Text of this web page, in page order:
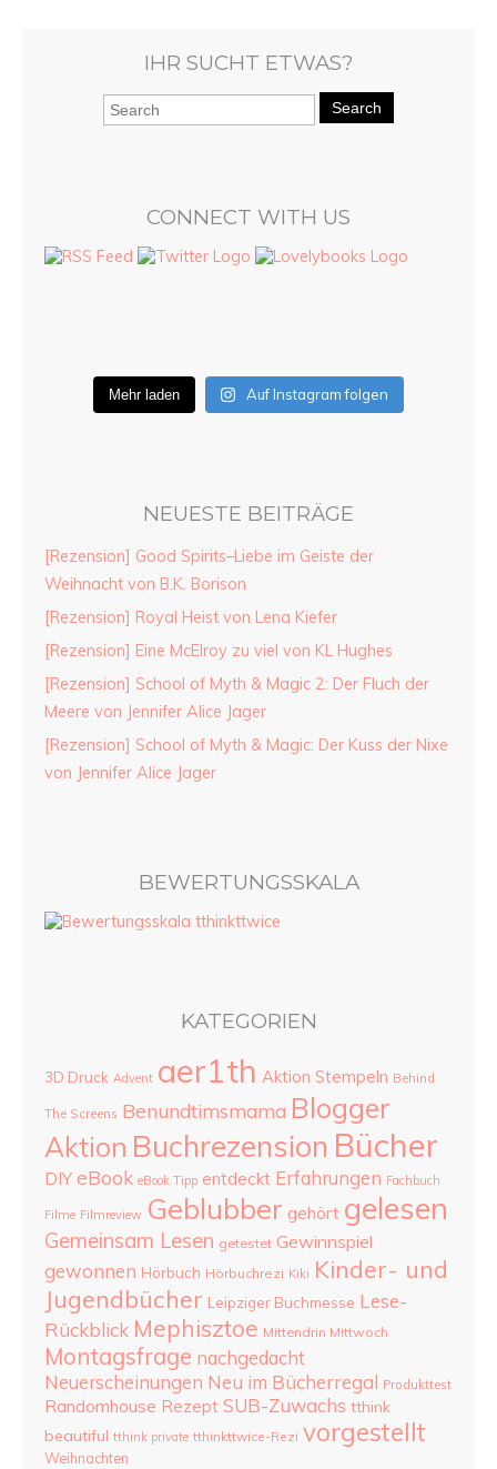
IHR SUCHT ETWAS?
Search
CONNECT WITH US
Mehr laden Auf Instagram folgen
NEUESTE BEITRÄGE
[Rezension] Good Spirits–Liebe im Geiste der
Weihnacht von B.K. Borison
[Rezension] Royal Heist von Lena Kiefer
[Rezension] Eine McElroy zu viel von KL Hughes
[Rezension] School of Myth & Magic 2: Der Fluch der
Meere von Jennifer Alice Jager
[Rezension] School of Myth & Magic: Der Kuss der Nixe
von Jennifer Alice Jager
BEWERTUNGSSKALA
KATEGORIEN
3D Druck Advent aer1th Aktion Stempeln Behind
The Screens Benundtimsmama Blogger
Aktion Buchrezension Bücher
DIY eBook eBook Tipp entdeckt Erfahrungen Fachbuch
Filme Filmreview Geblubber gehört gelesen
Gemeinsam Lesen getestet Gewinnspiel
gewonnen Hörbuch Hörbuchrezi Kiki Kinder- und
Jugendbücher Leipziger Buchmesse Lese-
Rückblick Mephisztoe Mittendrin Mittwoch
Montagsfrage nachgedacht
Neuerscheinungen Neu im Bücherregal Produkttest
Randomhouse Rezept SUB-Zuwachs tthink
beautiful tthink private tthinkttwice-Rezi vorgestellt
Weihnachten